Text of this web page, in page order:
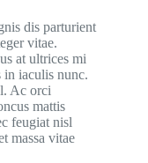
dis parturient
vitae.
at ultrices mi
in iaculis nunc.
Ac orci
mattis
feugiat nisl
massa vitae